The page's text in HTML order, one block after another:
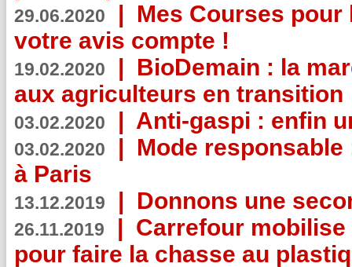
29.06.2020 | Mes Courses pour
votre avis compte !
19.02.2020 | BioDemain : la
aux agriculteurs en transition
03.02.2020 | Anti-gaspi : enfin
03.02.2020 | Mode
à Paris
13.12.2019 | Donnons une
26.11.2019 | Carrefour
pour faire la chasse au